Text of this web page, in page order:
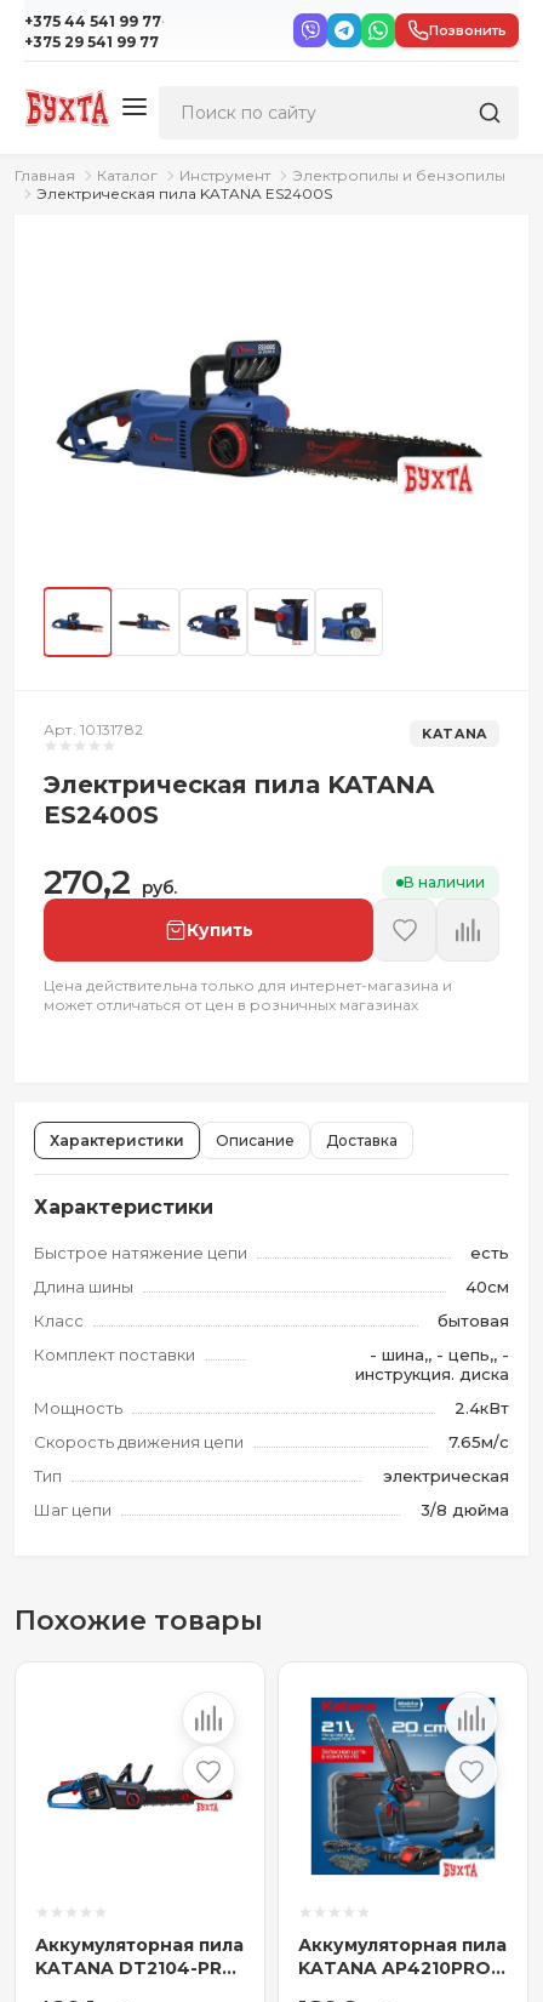
+375 44 541 99 77·
+375 29 541 99 77
Позвонить
Главная Каталог Инструмент
Электропилы и бензопилы
Электрическая пила KATANA ES2400S
Арт. 10131782 KATANA
Электрическая пила KATANA
ES2400S
270,2 руб. В наличии
Купить
Цена действительна только для интернет-магазина и
может отличаться от цен в розничных магазинах
Характеристики Описание Доставка
Характеристики
Быстрое натяжение цепи
есть
Длина шины
40см
Класс
бытовая
Комплект поставки
- шина,, - цепь,, -
инструкция. диска
Мощность
2.4кВт
Скорость движения цепи
7.65м/с
Тип
электрическая
Шаг цепи
3/8 дюйма
Похожие товары
Аккумуляторная пила
KATANA DT2104-PRO
Аккумуляторная пила
KATANA AP4210PRO-1